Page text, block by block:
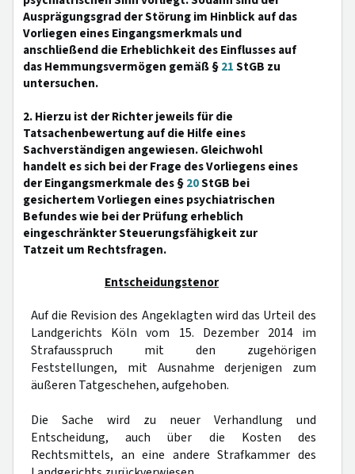
Ausprägungsgrad der Störung im Hinblick auf das
Vorliegen eines Eingangsmerkmals und
anschließend die Erheblichkeit des Einflusses auf
das Hemmungsvermögen gemäß §21StGB zu
untersuchen.
2. Hierzu ist der Richter jeweils für die
Tatsachenbewertung auf die Hilfe eines
Sachverständigen angewiesen. Gleichwohl
handelt es sich bei der Frage des Vorliegens eines
der Eingangsmerkmale des §20StGB bei
gesichertem Vorliegen eines psychiatrischen
Befundes wie bei der Prüfung erheblich
eingeschränkter Steuerungsfähigkeit zur
Tatzeit um Rechtsfragen.
Entscheidungstenor
Auf die Revision des Angeklagten wird das Urteil des
Landgerichts Köln vom 15. Dezember 2014 im
Strafausspruch mit den zugehörigen
Feststellungen, mit Ausnahme derjenigen zum
äußeren Tatgeschehen, aufgehoben.
Die Sache wird zu neuer Verhandlung und
Entscheidung, auch über die Kosten des
Rechtsmittels, an eine andere Strafkammer des